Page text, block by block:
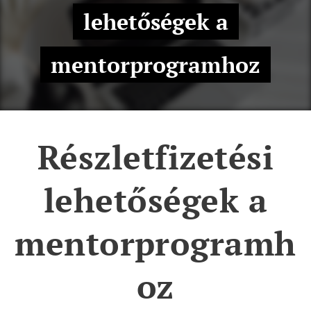
lehetőségek a
mentorprogramhoz
Részletfizetési
lehetőségek a
mentorprogramh
oz